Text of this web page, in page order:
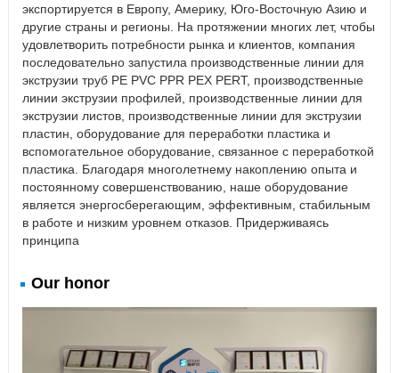
экспортируется в Европу, Америку, Юго-Восточную Азию и
другие страны и регионы. На протяжении многих лет, чтобы
удовлетворить потребности рынка и клиентов, компания
последовательно запустила производственные линии для
экструзии труб PE PVC PPR PEX PERT, производственные
линии экструзии профилей, производственные линии для
экструзии листов, производственные линии для экструзии
пластин, оборудование для переработки пластика и
вспомогательное оборудование, связанное с переработкой
пластика. Благодаря многолетнему накоплению опыта и
постоянному совершенствованию, наше оборудование
является энергосберегающим, эффективным, стабильным
в работе и низким уровнем отказов. Придерживаясь
принципа
Our honor